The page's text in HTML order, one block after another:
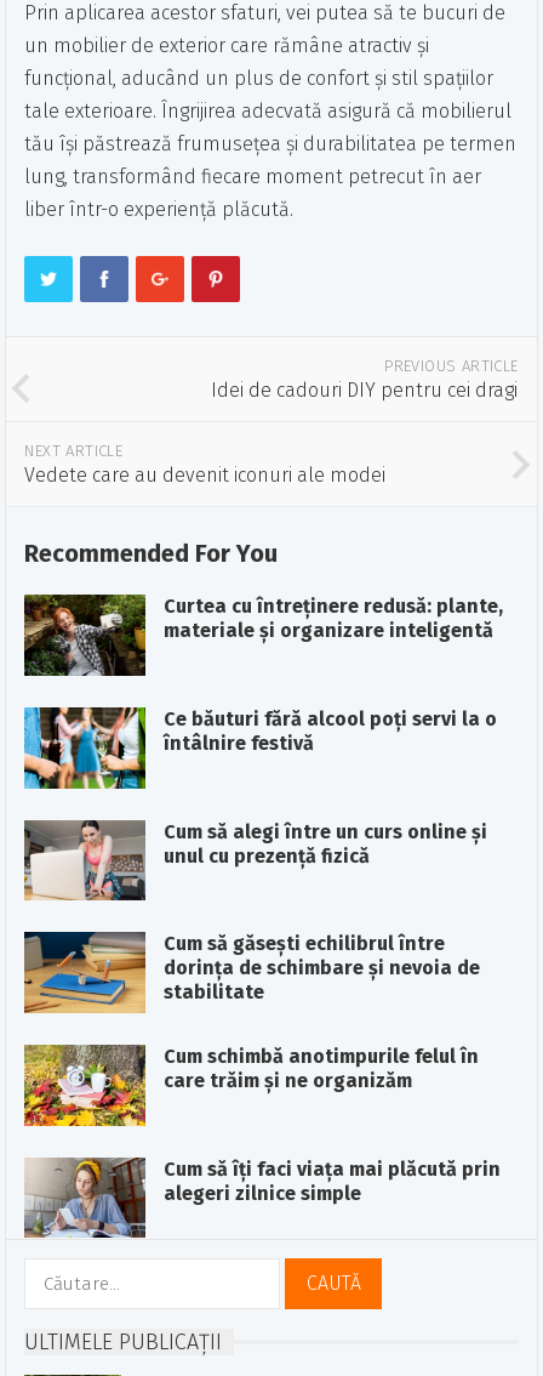
Prin aplicarea acestor sfaturi, vei putea să te bucuri de
un mobilier de exterior care rămâne atractiv și
funcțional, aducând un plus de confort și stil spațiilor
tale exterioare. Îngrijirea adecvată asigură că mobilierul
tău își păstrează frumusețea și durabilitatea pe termen
lung, transformând fiecare moment petrecut în aer
liber într-o experiență plăcută.
PREVIOUS ARTICLE
Idei de cadouri DIY pentru cei dragi
NEXT ARTICLE
Vedete care au devenit iconuri ale modei
Recommended For You
Curtea cu întreținere redusă: plante,
materiale și organizare inteligentă
Ce băuturi fără alcool poți servi la o
întâlnire festivă
Cum să alegi între un curs online și
unul cu prezență fizică
Cum să găsești echilibrul între
dorința de schimbare și nevoia de
stabilitate
Cum schimbă anotimpurile felul în
care trăim și ne organizăm
Cum să îți faci viața mai plăcută prin
alegeri zilnice simple
Caută
după:
ULTIMELE PUBLICAȚII